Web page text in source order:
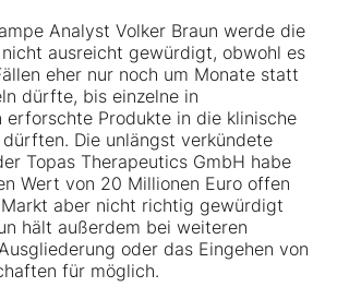
Analyst Volker Braun werde die
ausreicht gewürdigt, obwohl es
eher nur noch um Monate statt
dürfte, bis einzelne in
erforschte Produkte in die klinische
Die unlängst verkündete
Topas Therapeutics GmbH habe
Wert von 20 Millionen Euro offen
aber nicht richtig gewürdigt
hält außerdem bei weiteren
oder das Eingehen von
für möglich.